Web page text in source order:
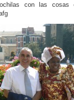
mochilas con las